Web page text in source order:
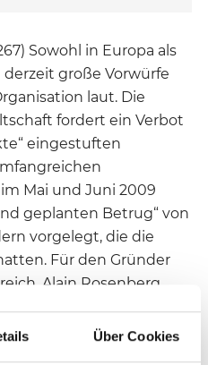
Über Cookies
Sowohl in Europa als
große Vorwürfe
laut. Die
fordert ein Verbot
eingestuften
Mai und Juni 2009
geplanten Betrug“ von
vorgelegt, die die
Für den Gründer
Alain Rosenberg,
in Höhe von